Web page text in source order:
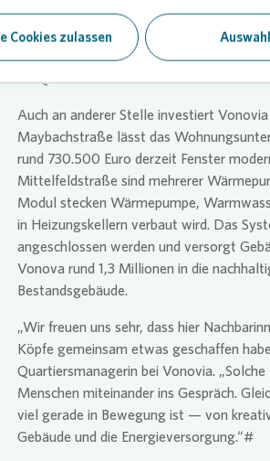
Cookies zulassen
Fassadengestaltung im Umfeld von
weiter aufzuwerten und als Raum für
farbbasierte Gestaltung mit
ins Quartier.
Auch an anderer Stelle investiert Vonovia
Maybachstraße lässt das
rund 730.500 Euro derzeit Fenster
Mittelfeldstraße sind mehrerer
Modul stecken Wärmepumpe,
in Heizungskellern verbaut wird. Das
angeschlossen werden und versorgt
Vonova rund 1,3 Millionen in die
Bestandsgebäude.
„Wir freuen uns sehr, dass hier
Köpfe gemeinsam etwas geschaffen
Quartiersmanagerin bei Vonovia.
Menschen miteinander ins Gespräch.
viel gerade in Bewegung ist — von
Gebäude und die Energieversorgung.“#